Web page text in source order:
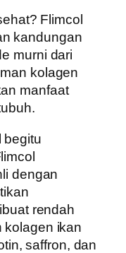
Flimcol
kandungan
murni dari
kolagen
manfaat
begitu
dengan
rendah
kolagen ikan
saffron, dan